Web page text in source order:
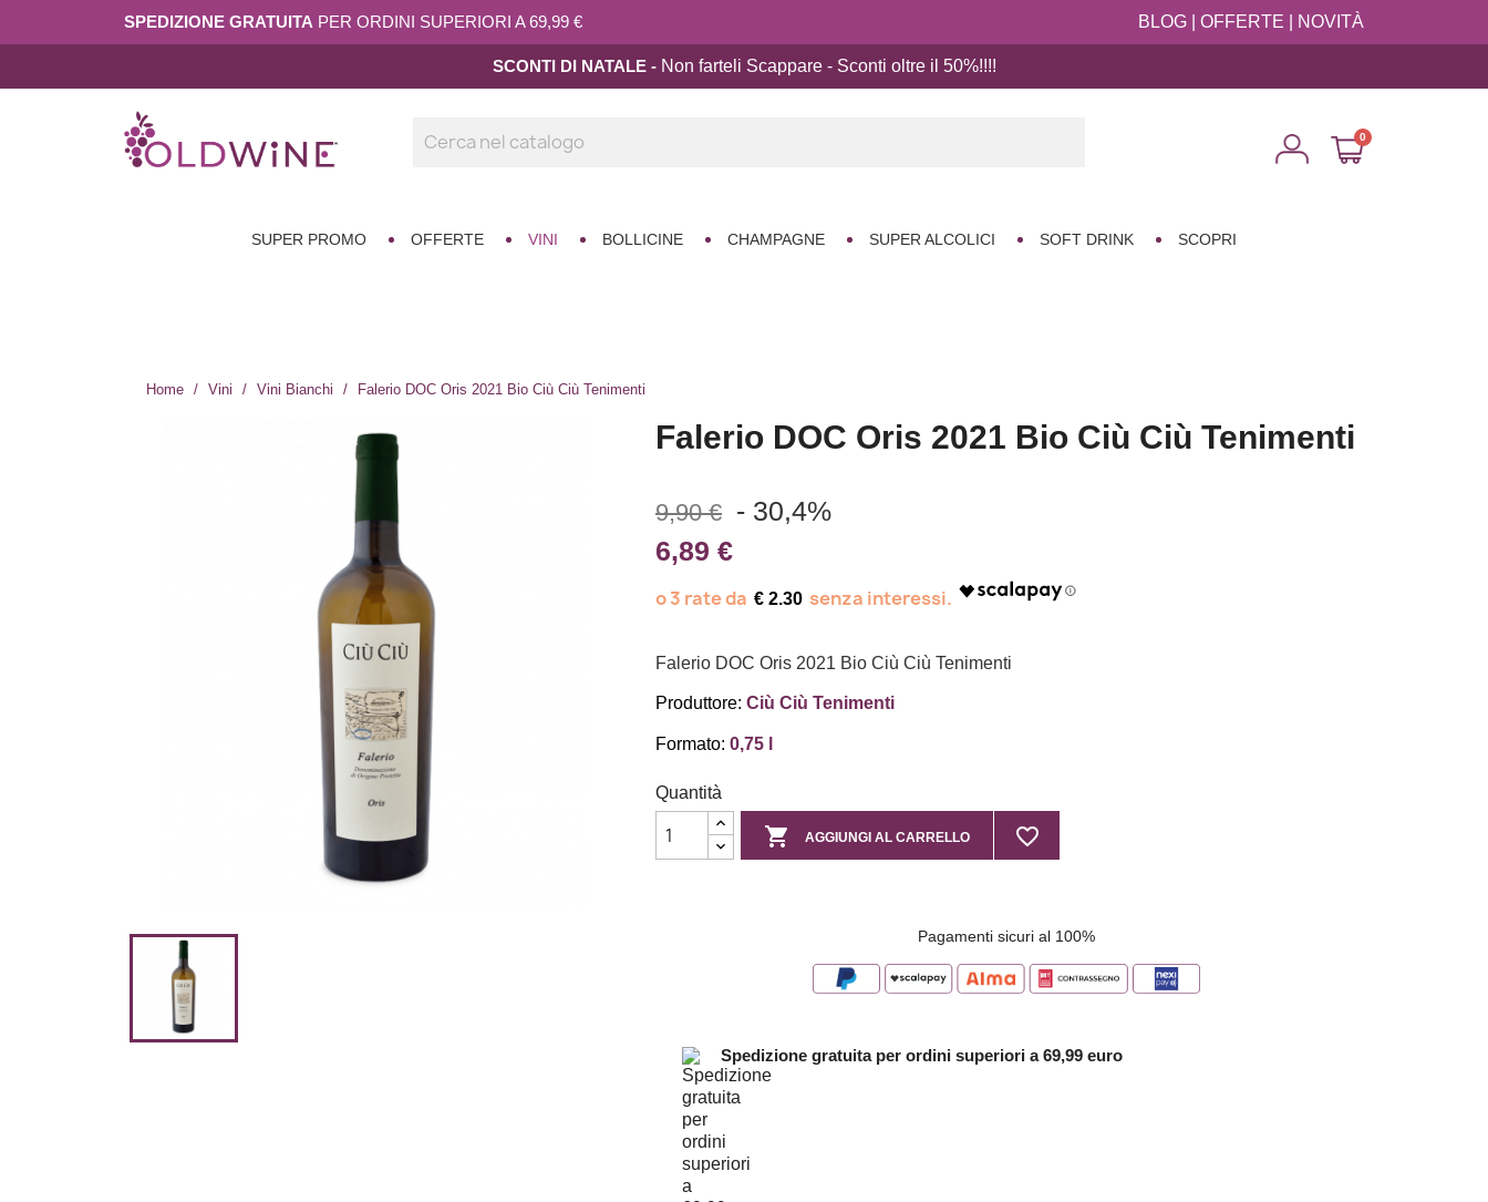
SPEDIZIONE GRATUITA PER ORDINI SUPERIORI A 69,99 € BLOG| OFFERTE NOVITÀ
SCONTI DI NATALE - Non farteli Scappare - Sconti oltre il 50%!!!!
SUPER PROMO OFFERTE VINI BOLLICINE CHAMPAGNE SUPER ALCOLICI SOFT DRINK SCOPRI
Home Vini Vini Bianchi Falerio DOC Oris 2021 Bio Ciù Ciù Tenimenti
Falerio DOC Oris 2021 Bio Ciù Ciù Tenimenti
9,90 € - 30,4%
6,89 €
€ 2.30
Falerio DOC Oris 2021 Bio Ciù Ciù Tenimenti
Produttore: Ciù Ciù Tenimenti
Formato: 0,75 l
Quantità
 AGGIUNGI AL CARRELLO favorite_border
Pagamenti sicuri al 100%
Spedizione gratuita per ordini superiori a 69,99 euro